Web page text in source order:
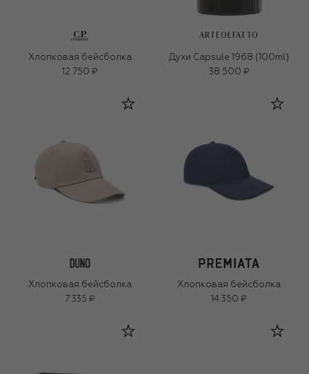
Хлопковая бейсболка
12 750 ₽
ARTEOLFATTO
Духи Capsule 1968 (100ml)
38 500 ₽
Хлопковая бейсболка
7 335 ₽
Хлопковая бейсболка
14 350 ₽